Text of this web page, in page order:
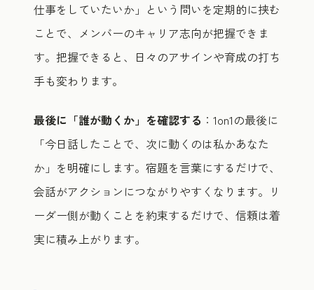
仕事をしていたいか」という問いを定期的に挟む
ことで、メンバーのキャリア志向が把握できま
す。把握できると、日々のアサインや育成の打ち
手も変わります。
最後に「誰が動くか」を確認する ：1on1の最後に
「今日話したことで、次に動くのは私かあなた
か」を明確にします。宿題を言葉にするだけで、
会話がアクションにつながりやすくなります。リ
ーダー側が動くことを約束するだけで、信頼は着
実に積み上がります。